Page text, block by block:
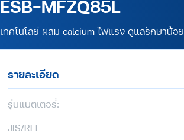
ESB-MFZQ85L
เทคโนโลยี ผสม calcium ไฟแรง ดูแลรักษาน้อย
รายละเอียด
รุ่นแบตเตอรี่:
JIS/REF